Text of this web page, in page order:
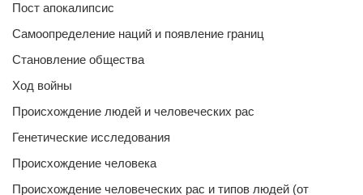
Пост апокалипсис
Самоопределение наций и появление границ
Становление общества
Ход войны
Происхождение людей и человеческих рас
Генетические исследования
Происхождение человека
Происхождение человеческих рас и типов людей (от